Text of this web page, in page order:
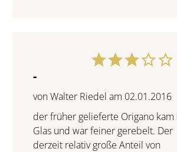
-
von Walter Riedel am 02.01.2016
der früher gelieferte Origano kam
Glas und war feiner gerebelt. Der
derzeit relativ große Anteil von